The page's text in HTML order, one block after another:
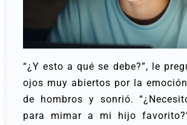
“¿Y esto a qué se debe?”, le
ojos muy abiertos por la
de hombros y sonrió.
para mimar a mi hijo